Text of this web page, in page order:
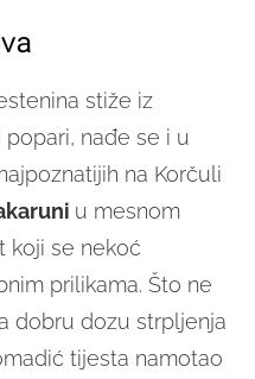
stiže iz
nađe se i u
na Korčuli
u mesnom
koji se nekoć
prilikama. Što ne
dobru dozu strpljenja
tijesta namotao